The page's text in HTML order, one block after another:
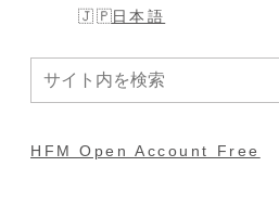
日本語
HFM Open Account Free